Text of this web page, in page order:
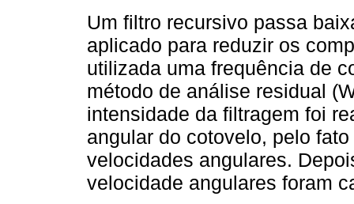
Um filtro recursivo passa
aplicado para reduzir os
utilizada uma frequência de
método de análise residual
intensidade da filtragem foi
angular do cotovelo, pelo
velocidades angulares.
velocidade angulares foram